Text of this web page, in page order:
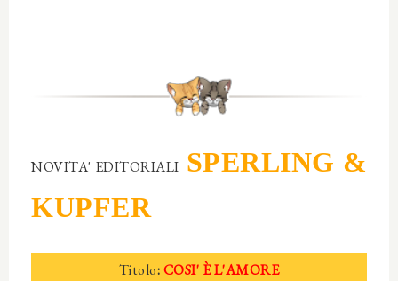
NOVITA' EDITORIALI SPERLING &
KUPFER
Titolo:COSI' È L'AMORE